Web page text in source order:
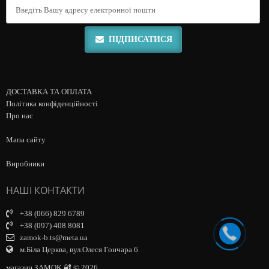
ПІДПИСАТИСЯ
ДОСТАВКА ТА ОПЛАТА
Політика конфіденційності
Про нас
Мапа сайту
Виробники
НАШІ КОНТАКТИ
+38 (066) 829 6789
+38 (097) 408 8081
zamok-b.ts@meta.ua
м.Біла Церква, вул.Олеся Гончара 6